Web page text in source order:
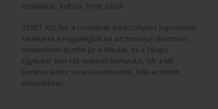
csodáknak, Kultúra, Teret adunk
TERET ADUNK a csodáknak Karácsonyhoz kapcsolódó
karakterek a nagyvilágból Ha azt mondjuk december,
mindenkinek eszébe jut a Mikulás, és a Télapó.
Egyiküket sem kell senkinek bemutatni, bár a két
ikonikus alakot sokan összekeverik, hála az elmúlt
évtizedekben...